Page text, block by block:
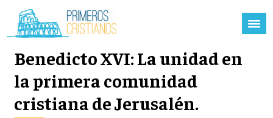
Benedicto XVI: La unidad en
la primera comunidad
cristiana de Jerusalén.